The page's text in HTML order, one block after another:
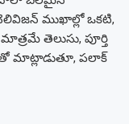
ముఖాల్లో ఒకటి,
తెలుసు, పూర్తి
మాట్లాడుతూ, పలాక్